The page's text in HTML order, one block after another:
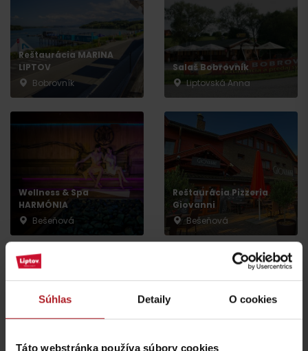
Súhlas Detaily O cookies
Táto webstránka používa súbory cookies
Reštaurácia MARINA
LIPTOV
Bobrovník
Salaš Bobrovník
Liptovská Anna
Wellness & Spa
HARMÓNIA
Bešeňová
Reštaurácia Pizzeria
Giovanni
Bešeňová
Koliba Bešeňovka
Resort